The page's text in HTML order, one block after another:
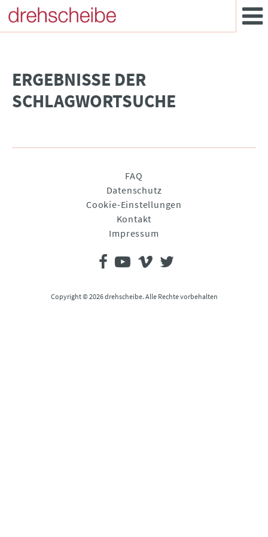
­ERGEBNISSE DER
SCHLAGWORTSUCHE
FAQ
Datenschutz
Cookie-Einstellungen
Kontakt
Impressum
Copyright © 2026 drehscheibe. Alle Rechte vorbehalten